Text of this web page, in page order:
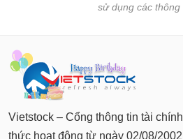
sử dụng các thông
Vietstock – Cổng thông tin tài
thức hoạt động từ ngày 02/08/
tích
(-)
ngữ
(-)